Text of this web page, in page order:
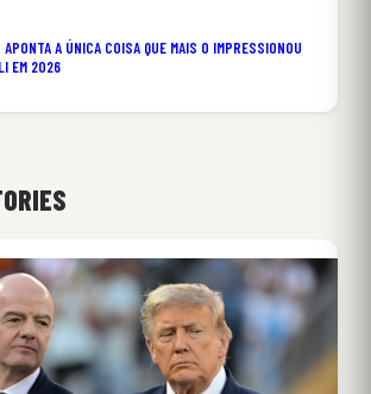
A ÚNICA COISA QUE MAIS O IMPRESSIONOU
EM 2026